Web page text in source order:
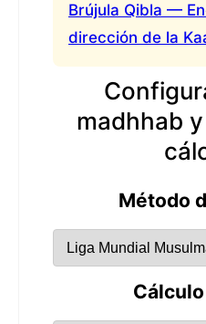
Brújula Qibla —
dirección de la
madhhab
Método